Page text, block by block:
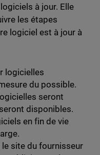
à jour. Elle
les étapes
logiciel est à jour à
logicielles
du possible.
seront
disponibles.
en fin de vie
site du fournisseur